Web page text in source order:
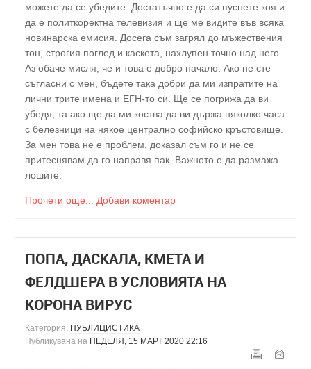
можете да се убедите. Достатъчно е да си пуснете коя и
да е политкоректна телевизия и ще ме видите във всяка
новинарска емисия. Досега съм загрял до мъжествения
тон, строгия поглед и каскета, нахлупен точно над него.
Аз обаче мисля, че и това е добро начало. Ако не сте
съгласни с мен, бъдете така добри да ми изпратите на
лични трите имена и ЕГН-то си. Ще се погрижа да ви
убедя, та ако ще да ми коства да ви държа няколко часа
с белезници на някое централно софийско кръстовище.
За мен това не е проблем, доказал съм го и не се
притеснявам да го направя пак. Важното е да размажа
лошите.
Прочети още... Добави коментар
ПОПА, ДАСКАЛА, КМЕТА И
ФЕЛДШЕРА В УСЛОВИЯТА НА
КОРОНА ВИРУС
Категория: ПУБЛИЦИСТИКА
Публикувана на НЕДЕЛЯ, 15 МАРТ 2020 22:16